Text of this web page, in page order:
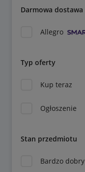
Darmowa dostawa
Allegro
Typ oferty
Kup teraz
Ogłoszenie
Stan przedmiotu
Bardzo dobry